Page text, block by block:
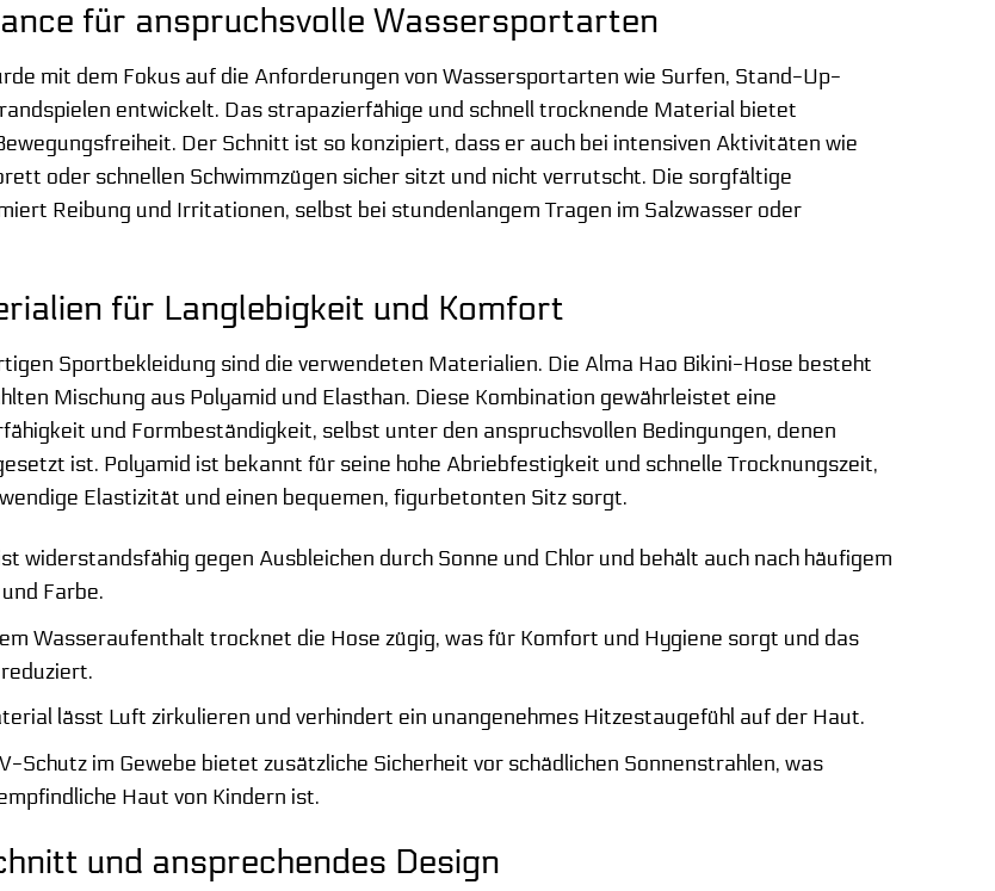
für anspruchsvolle Wassersportarten
mit dem Fokus auf die Anforderungen von Wassersportarten wie Surfen, Stand-Up-
entwickelt. Das strapazierfähige und schnell trocknende Material bietet
Der Schnitt ist so konzipiert, dass er auch bei intensiven Aktivitäten wie
oder schnellen Schwimmzügen sicher sitzt und nicht verrutscht. Die sorgfältige
Reibung und Irritationen, selbst bei stundenlangem Tragen im Salzwasser oder
für Langlebigkeit und Komfort
Sportbekleidung sind die verwendeten Materialien. Die Alma Hao Bikini-Hose besteht
Mischung aus Polyamid und Elasthan. Diese Kombination gewährleistet eine
und Formbeständigkeit, selbst unter den anspruchsvollen Bedingungen, denen
ist. Polyamid ist bekannt für seine hohe Abriebfestigkeit und schnelle Trocknungszeit,
Elastizität und einen bequemen, figurbetonten Sitz sorgt.
widerstandsfähig gegen Ausbleichen durch Sonne und Chlor und behält auch nach häufigem
Farbe.
Wasseraufenthalt trocknet die Hose zügig, was für Komfort und Hygiene sorgt und das
lässt Luft zirkulieren und verhindert ein unangenehmes Hitzestaugefühl auf der Haut.
Schutz im Gewebe bietet zusätzliche Sicherheit vor schädlichen Sonnenstrahlen, was
Haut von Kindern ist.
und ansprechendes Design